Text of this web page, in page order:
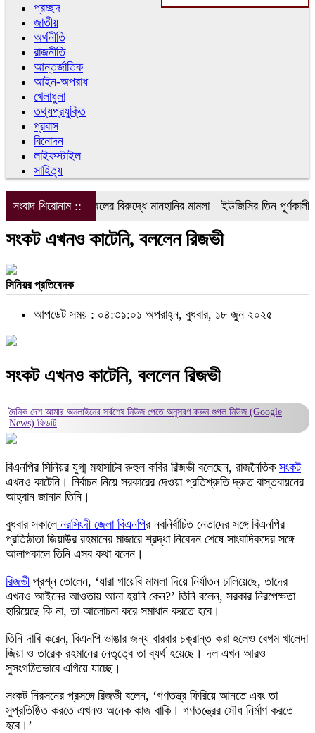
প্রচ্ছদ
জাতীয়
অর্থনীতি
রাজনীতি
আন্তর্জাতিক
আইন-অপরাধ
খেলাধুলা
তথ্যপ্রযুক্তি
প্রবাস
বিনোদন
লাইফস্টাইল
সাহিত্য
সংবাদ শিরোনাম ::ডিপজলের বিরুদ্ধে মানহানির মামলা ইউজিসির তিন পূর্ণকালীন
সংকট এখনও কাটেনি, বললেন রিজভী
সিনিয়র প্রতিবেদক
আপডেট সময় : ০৪:৩১:০১ অপরাহ্ন, বুধবার, ১৮ জুন ২০২৫
সংকট এখনও কাটেনি, বললেন রিজভী
দৈনিক দেশ আমার অনলাইনের সর্বশেষ নিউজ পেতে অনুসরণ করুন গুগল নিউজ (Google
News) ফিডটি
বিএনপির সিনিয়র যুগ্ম মহাসচিব রুহুল কবির রিজভী বলেছেন, রাজনৈতিক সংকট
এখনও কাটেনি। নির্বাচন নিয়ে সরকারের দেওয়া প্রতিশ্রুতি দ্রুত বাস্তবায়নের
আহ্বান জানান তিনি।
বুধবার সকালেনরসিংদী জেলা বিএনপির নবনির্বাচিত নেতাদের সঙ্গে বিএনপির
প্রতিষ্ঠাতা জিয়াউর রহমানের মাজারে শ্রদ্ধা নিবেদন শেষে সাংবাদিকদের সঙ্গে
আলাপকালে তিনি এসব কথা বলেন।
রিজভীপ্রশ্ন তোলেন, ‘যারা গায়েবি মামলা দিয়ে নির্যাতন চালিয়েছে, তাদের
এখনও আইনের আওতায় আনা হয়নি কেন?’ তিনি বলেন, সরকার নিরপেক্ষতা
হারিয়েছে কি না, তা আলোচনা করে সমাধান করতে হবে।
তিনি দাবি করেন, বিএনপি ভাঙার জন্য বারবার চক্রান্ত করা হলেও বেগম খালেদা
জিয়া ও তারেক রহমানের নেতৃত্বে তা ব্যর্থ হয়েছে। দল এখন আরও
সুসংগঠিতভাবে এগিয়ে যাচ্ছে।
সংকট নিরসনের প্রসঙ্গে রিজভী বলেন, ‘গণতন্ত্র ফিরিয়ে আনতে এবং তা
সুপ্রতিষ্ঠিত করতে এখনও অনেক কাজ বাকি। গণতন্ত্রের সৌধ নির্মাণ করতে
হবে।’